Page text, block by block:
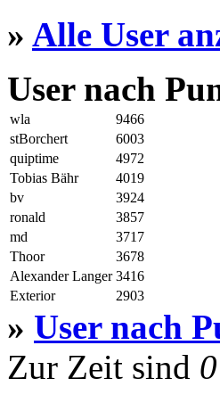
» Alle User
User nach
wla
9466
stBorchert
6003
quiptime
4972
Tobias Bähr
4019
bv
3924
ronald
3857
md
3717
Thoor
3678
Alexander Langer 3416
Exterior
2903
» User nach
Zur Zeit sind